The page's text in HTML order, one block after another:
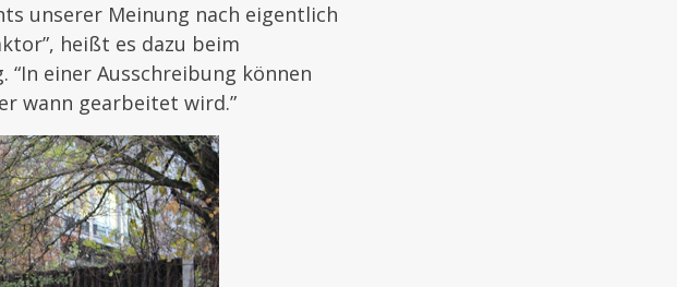
unserer Meinung nach eigentlich
heißt es dazu beim
einer Ausschreibung können
wann gearbeitet wird.”